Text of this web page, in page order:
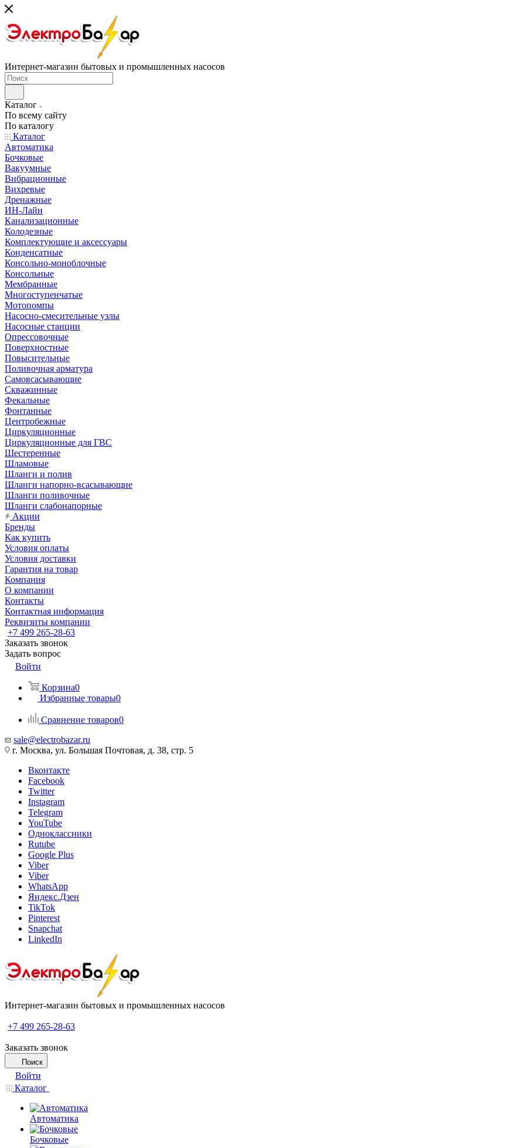
Интернет-магазин бытовых и промышленных насосов
Каталог
По всему сайту
По каталогу
Каталог
Автоматика
Бочковые
Вакуумные
Вибрационные
Вихревые
Дренажные
ИН-Лайн
Канализационные
Колодезные
Комплектующие и аксессуары
Конденсатные
Консольно-моноблочные
Консольные
Мембранные
Многоступенчатые
Мотопомпы
Насосно-смесительные узлы
Насосные станции
Опрессовочные
Поверхностные
Повысительные
Поливочная арматура
Самовсасывающие
Скважинные
Фекальные
Фонтанные
Центробежные
Циркуляционные
Циркуляционные для ГВС
Шестеренные
Шламовые
Шланги и полив
Шланги напорно-всасывающие
Шланги поливочные
Шланги слабонапорные
Акции
Бренды
Как купить
Условия оплаты
Условия доставки
Гарантия на товар
Компания
О компании
Контакты
Контактная информация
Реквизиты компании
+7 499 265-28-63
Заказать звонок
Задать вопрос
Войти
Корзина0
Избранные товары0
Сравнение товаров0
sale@electrobazar.ru
г. Москва, ул. Большая Почтовая, д. 38, стр. 5
Вконтакте
Facebook
Twitter
Instagram
Telegram
YouTube
Одноклассники
Rutube
Google Plus
Viber
Viber
WhatsApp
Яндекс.Дзен
TikTok
Pinterest
Snapchat
LinkedIn
Интернет-магазин бытовых и промышленных насосов
+7 499 265-28-63
Заказать звонок
Поиск
Войти
Каталог
Автоматика
Бочковые